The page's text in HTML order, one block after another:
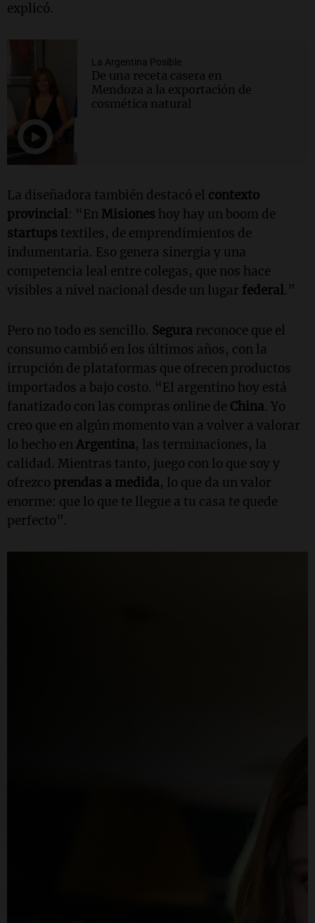
explicó.
La Argentina Posible
De una receta casera en
Mendoza a la exportación de
cosmética natural
La diseñadora también destacó el contexto
provincial: “EnMisiones hoy hay un boom de
startups textiles, de emprendimientos de
indumentaria. Eso genera sinergia y una
competencia leal entre colegas, que nos hace
visibles a nivel nacional desde un lugar federal.”
Pero no todo es sencillo. Segura reconoce que el
consumo cambió en los últimos años, con la
irrupción de plataformas que ofrecen productos
importados a bajo costo. “El argentino hoy está
fanatizado con las compras online de China. Yo
creo que en algún momento van a volver a valorar
lo hecho enArgentina, las terminaciones, la
calidad. Mientras tanto, juego con lo que soy y
ofrezco prendas a medida, lo que da un valor
enorme: que lo que te llegue a tu casa te quede
perfecto”.